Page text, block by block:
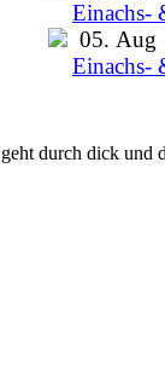
Einachs-
05. Aug
Einachs-
durch dick und